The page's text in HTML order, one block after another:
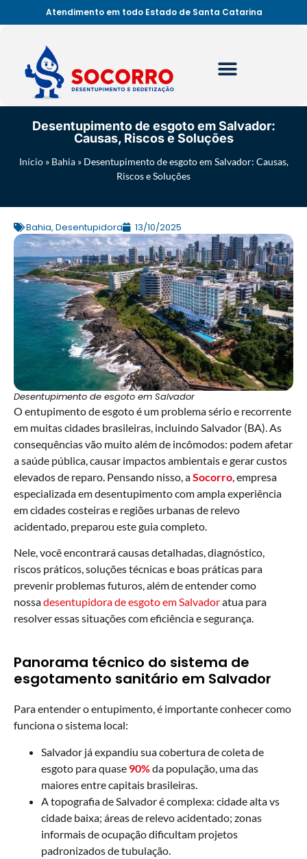
Atendimento em todo Estado de Santa Catarina
Desentupimento de esgoto em Salvador:
Causas, Riscos e Soluções
Início» Bahia» Desentupimento de esgoto em Salvador: Causas,
Riscos e Soluções
Bahia, Desentupidora 13/10/2025
Desentupimento de esgoto em Salvador
O entupimento de esgoto é um problema sério e recorrente
em muitas cidades brasileiras, incluindo Salvador (BA). As
consequências vão muito além de incômodos: podem afetar
a saúde pública, causar impactos ambientais e gerar custos
elevados de reparo. Pensando nisso, aSocorro, empresa
especializada em desentupimento com ampla experiência
em cidades costeiras e regiões urbanas de relevo
acidentado, preparou este guia completo.
Nele, você encontrará causas detalhadas, diagnóstico,
riscos práticos, soluções técnicas e boas práticas para
prevenir problemas futuros, além de entender como
nossadesentupidora de esgoto em Salvadoratua para
resolver essas situações com eficiência e segurança.
Panorama técnico do sistema de
esgotamento sanitário em Salvador
Para entender o entupimento, é importante conhecer como
funciona o sistema local:
Salvador já expandiu sua cobertura de coleta de
esgoto para quase 90%da população, uma das
maiores entre capitais brasileiras.
A topografia de Salvador é complexa: cidade alta vs
cidade baixa; áreas de relevo acidentado; zonas
informais de ocupação dificultam projetos
padronizados de tubulação.